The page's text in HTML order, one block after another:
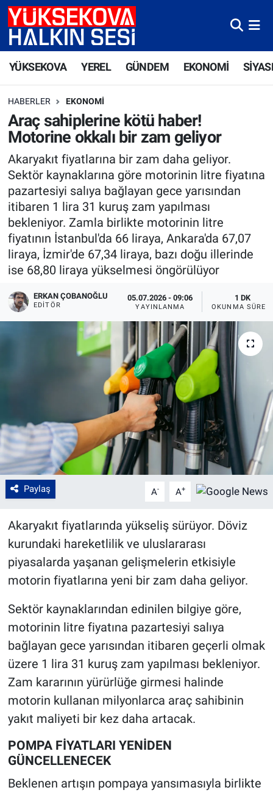
YÜKSEKOVA YEREL GÜNDEM EKONOMİ
HABERLER EKONOMI
Araç sahiplerine kötü haber!
Motorine okkalı bir zam geliyor
Akaryakıt fiyatlarına bir zam daha geliyor.
Sektör kaynaklarına göre motorinin litre fiyatına
pazartesiyi salıya bağlayan gece yarısından
itibaren 1 lira 31 kuruş zam yapılması
bekleniyor. Zamla birlikte motorinin litre
fiyatının İstanbul'da 66 liraya, Ankara'da 67,07
liraya, İzmir'de 67,34 liraya, bazı doğu illerinde
ise 68,80 liraya yükselmesi öngörülüyor
ERKAN ÇOBANOĞLU
EDITÖR
05.07.2026 - 09:06
YAYINLANMA
1 DK
OKUNMA SÜRESI
Paylaş A- A+
Akaryakıt fiyatlarında yükseliş sürüyor. Döviz
kurundaki hareketlilik ve uluslararası
piyasalarda yaşanan gelişmelerin etkisiyle
motorin fiyatlarına yeni bir zam daha geliyor.
Sektör kaynaklarından edinilen bilgiye göre,
motorinin litre fiyatına pazartesiyi salıya
bağlayan gece yarısından itibaren geçerli olmak
üzere 1 lira 31 kuruş zam yapılması bekleniyor.
Zam kararının yürürlüğe girmesi halinde
motorin kullanan milyonlarca araç sahibinin
yakıt maliyeti bir kez daha artacak.
POMPA FİYATLARI YENİDEN
GÜNCELLENECEK
Beklenen artışın pompaya yansımasıyla birlikte
Yüksekova Nöbetçi Eczaneler
Süper Lig Puan Durumu ve Fikstür
Tüm Manşetler
Son Dakika Haberleri
Haber Arşivi